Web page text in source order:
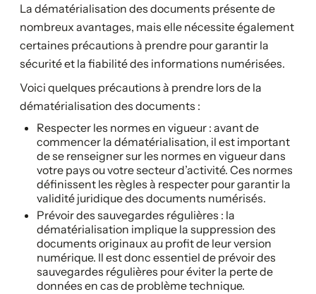
La dématérialisation des documents présente de
nombreux avantages, mais elle nécessite également
certaines précautions à prendre pour garantir la
sécurité et la fiabilité des informations numérisées.
Voici quelques précautions à prendre lors de la
dématérialisation des documents :
Respecter les normes en vigueur : avant de
commencer la dématérialisation, il est important
de se renseigner sur les normes en vigueur dans
votre pays ou votre secteur d’activité. Ces normes
définissent les règles à respecter pour garantir la
validité juridique des documents numérisés.
Prévoir des sauvegardes régulières : la
dématérialisation implique la suppression des
documents originaux au profit de leur version
numérique. Il est donc essentiel de prévoir des
sauvegardes régulières pour éviter la perte de
données en cas de problème technique.